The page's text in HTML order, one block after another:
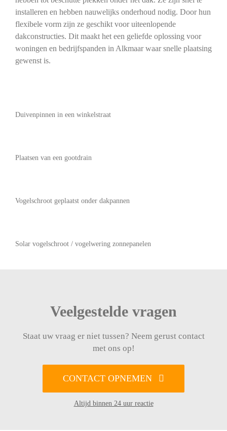
installeren en hebben nauwelijks onderhoud nodig. Door hun
flexibele vorm zijn ze geschikt voor uiteenlopende
dakconstructies. Dit maakt het een geliefde oplossing voor
woningen en bedrijfspanden in Alkmaar waar snelle plaatsing
gewenst is.
Duivenpinnen in een winkelstraat
Plaatsen van een gootdrain
Vogelschroot geplaatst onder dakpannen
Solar vogelschroot / vogelwering zonnepanelen
Veelgestelde vragen
Staat uw vraag er niet tussen? Neem gerust contact
met ons op!
CONTACT OPNEMEN
Altijd binnen 24 uur reactie